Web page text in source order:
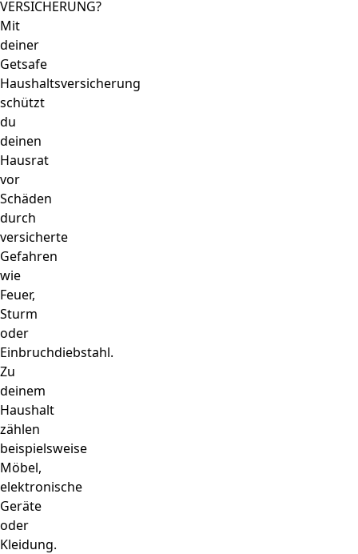
VERSICHERUNG?
Mit
deiner
Getsafe
Haushaltsversicherung
schützt
du
deinen
Hausrat
vor
Schäden
durch
versicherte
Gefahren
wie
Feuer,
Sturm
oder
Einbruchdiebstahl.
Zu
deinem
Haushalt
zählen
beispielsweise
Möbel,
elektronische
Geräte
oder
Kleidung.